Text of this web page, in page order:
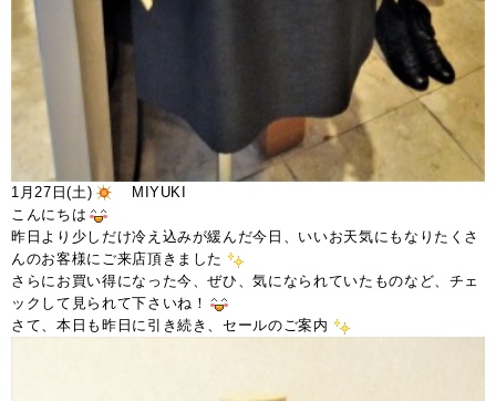
1月27日(土)
MIYUKI
こんにちは
昨日より少しだけ冷え込みが緩んだ今日、いいお天気にもなりたくさ
んのお客様にご来店頂きました
さらにお買い得になった今、ぜひ、気になられていたものなど、チェ
ックして見られて下さいね！
さて、本日も昨日に引き続き、セールのご案内